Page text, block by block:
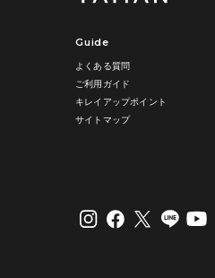
Guide
よくある質問
ご利用ガイド
キレイアップポイント
サイトマップ